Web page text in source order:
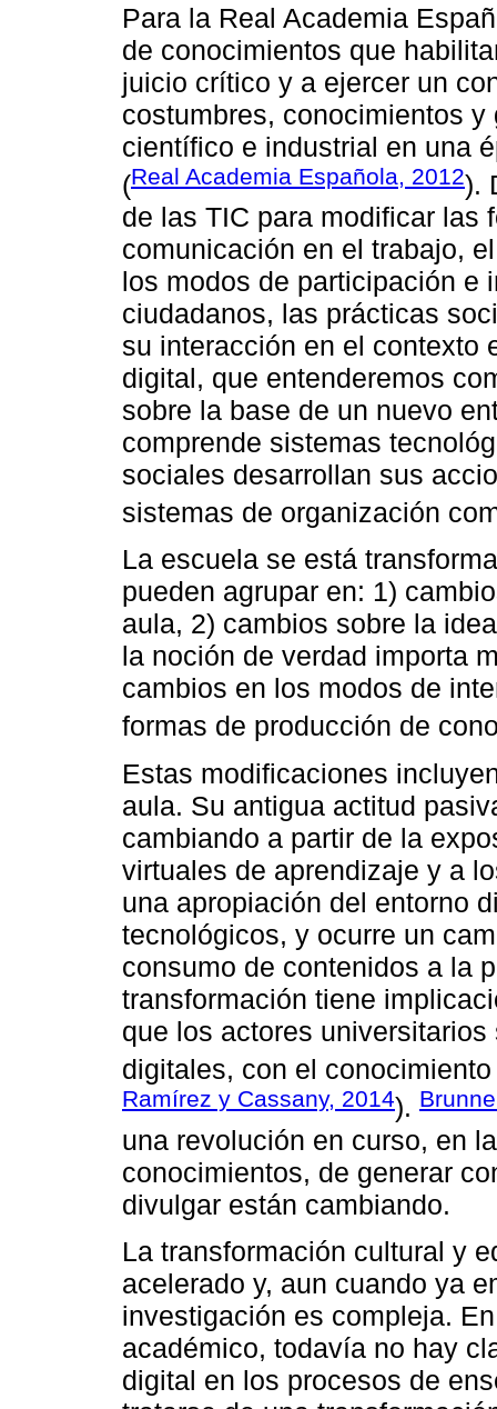
Para la Real Academia
de conocimientos que
juicio crítico y a ejercer un
costumbres, conocimientos
científico e industrial en una
(Real Academia Española, 2012).
de las TIC para modificar las
comunicación en el trabajo,
los modos de participación e
ciudadanos, las prácticas
su interacción en el contexto
digital, que entenderemos
sobre la base de un nuevo
comprende sistemas
sociales desarrollan sus
sistemas de organización
La escuela se está
pueden agrupar en: 1)
aula, 2) cambios sobre la
la noción de verdad importa
cambios en los modos de
formas de producción de
Estas modificaciones
aula. Su antigua actitud
cambiando a partir de la
virtuales de aprendizaje y a
una apropiación del entorno
tecnológicos, y ocurre un
consumo de contenidos a la
transformación tiene
que los actores
digitales, con el
Ramírez y Cassany, 2014).
una revolución en curso, en
conocimientos, de generar
divulgar están cambiando.
La transformación cultural y
acelerado y, aun cuando ya
investigación es compleja.
académico, todavía no hay
digital en los procesos de